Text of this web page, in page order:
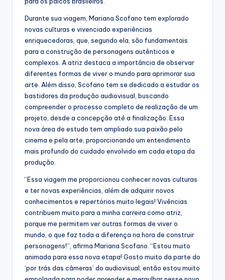
Durante sua viagem, Mariana Scofano tem explorado
novas culturas e vivenciado experiências
enriquecedoras, que, segundo ela, são fundamentais
para a construção de personagens autênticos e
complexos. A atriz destaca a importância de observar
diferentes formas de viver o mundo para aprimorar sua
arte. Além disso, Scofano tem se dedicado a estudar os
bastidores da produção audiovisual, buscando
compreender o processo completo de realização de um
projeto, desde a concepção até a finalização. Essa
nova área de estudo tem ampliado sua paixão pelo
cinema e pela arte, proporcionando um entendimento
mais profundo do cuidado envolvido em cada etapa da
produção.
“Essa viagem me proporcionou conhecer novas culturas
e ter novas experiências, além de adquirir novos
conhecimentos e repertórios muito legais! Vivências
contribuem muito para a minha carreira como atriz,
porque me permitem ver outras formas de viver o
mundo, o que faz toda a diferença na hora de construir
personagens!”, afirma Mariana Scofano. “Estou muito
animada para essa nova etapa! Gosto muito da parte do
‘por trás das câmeras’ do audiovisual, então estou muito